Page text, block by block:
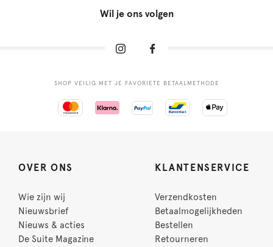
Wil je ons volgen
SHOP VEILIG MET JE FAVORIETE BETAALMETHODE
OVER ONS
Wie zijn wij
Nieuwsbrief
Nieuws & acties
De Suite Magazine
KLANTENSERVICE
Verzendkosten
Betaalmogelijkheden
Bestellen
Retourneren